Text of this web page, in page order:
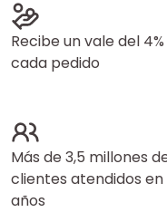
Recibe un vale del
cada pedido
Más de 3,5 millones
clientes atendidos en
años